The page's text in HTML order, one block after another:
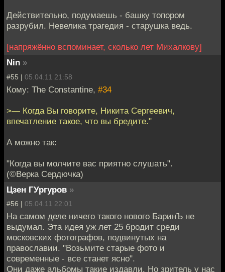
Действительно, подумаешь - башку топором
разрубил. Невелика трагедия - старушка ведь.
[напряжённо вспоминает, сколько лет Михалкову]
Nin »
#55 | 05.04.11 21:58
Кому: The Constantine, #34
>— Когда Вы говорите, Никита Сергеевич,
впечатление такое, что вы бредите."
А можно так:
"Когда вы молчите вас приятно слушать".
(©Верка Сердючка)
Цзен ГУргуров »
#56 | 05.04.11 22:01
На самом деле ничего такого нового БаринЪ не
выдумал. Эта идея уж лет 25 бродит среди
московских фотографов, подвинутых на
православии. "Возьмите старые фото и
современные - все станет ясно".
Они даже альбомы такие издавли. Но зритель у нас